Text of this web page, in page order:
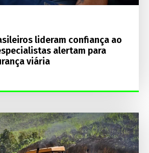
lideram confiança ao
alertam para
viária